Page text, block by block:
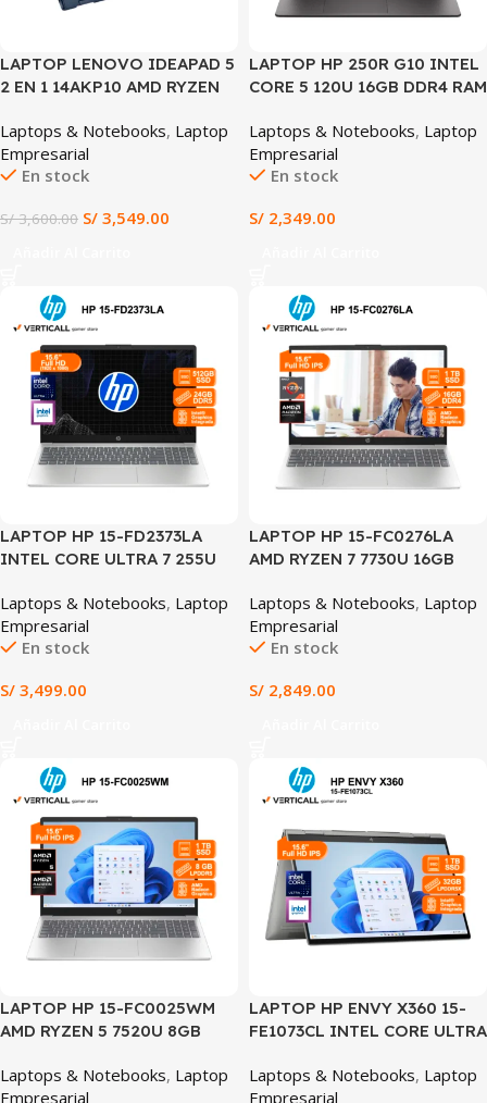
LAPTOP LENOVO IDEAPAD 5
2 EN 1 14AKP10 AMD RYZEN
14″ WUXGA IPS
TOUCHSCREEN WINDOWS 11
(Lenovo IdeaPad 5 2-in-1
Laptops & Notebooks, Laptop
Empresarial
En stock
S/3,600.00 S/ 3,549.00
LAPTOP HP 250R G10 INTEL
CORE 5 120U 16GB DDR4 RAM
GRAPHICS WIN 11 PRE-
INSTALADO (HP 250R G10)
Laptops & Notebooks, Laptop
Empresarial
En stock
S/ 2,349.00
LAPTOP HP 15-FD2373LA
INTEL CORE ULTRA 7 255U
INTEL GRAPHICS 15.6″ FHD
WIN 11 PLATEADO (15-
FD2373LA)
Laptops & Notebooks, Laptop
Empresarial
En stock
S/ 3,499.00
LAPTOP HP 15-FC0276LA
AMD RYZEN 7 7730U 16GB
11 (15-FC0276LA)
Laptops & Notebooks, Laptop
Empresarial
En stock
S/ 2,849.00
LAPTOP HP 15-FC0025WM
AMD RYZEN 5 7520U 8GB
TOUCHSCREEN WIN 11 (15-
Laptops & Notebooks, Laptop
Empresarial
LAPTOP HP ENVY X360 15-
FE1073CL INTEL CORE ULTRA
15.6″ FHD IPS
Laptops & Notebooks, Laptop
Empresarial